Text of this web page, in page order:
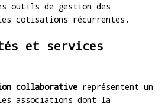
outils de gestion des
cotisations récurrentes.
et services
collaborative représentent un
associations dont la